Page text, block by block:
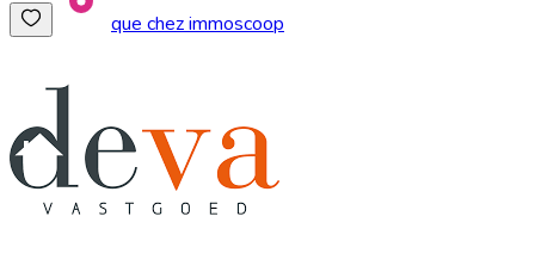
que chez immoscoop